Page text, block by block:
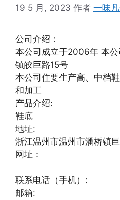
19 5 月, 2023 作者 一味
公司介绍：
本公司成立于2006年 本
镇皎巨路15号
本公司住要生产高、中档
和加工
产品介绍:
鞋底
地址:
浙江温州市温州市潘桥镇
网址：
联系电话（手机）:
邮箱: